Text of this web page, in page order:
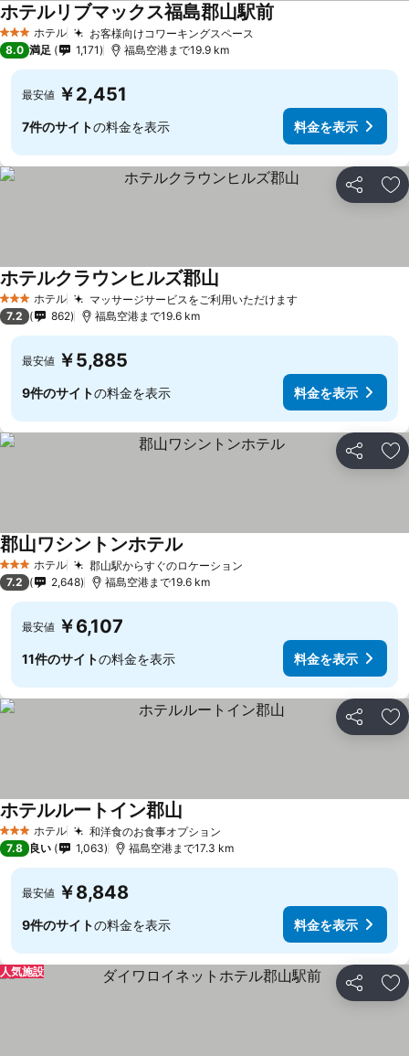
3 ホテルのランク
ホテル お客様向けコワーキングスペース
ホテルリブマックス福島郡山駅前
8.0 満足 1,171 福島空港まで19.9 km
最安値 ￥2,451
7件のサイトの料金を表示 料金を表示
シェア お
3 ホテルのランク
ホテル マッサージサービスをご利用いただけます
ホテルクラウンヒルズ郡山
7.2 862 福島空港まで19.6 km
最安値 ￥5,885
9件のサイトの料金を表示 料金を表示
シェア お
3 ホテルのランク
ホテル 郡山駅からすぐのロケーション
郡山ワシントンホテル
7.2 2,648 福島空港まで19.6 km
最安値 ￥6,107
11件のサイトの料金を表示 料金を表示
シェア お
3 ホテルのランク
ホテル 和洋食のお食事オプション
ホテルルートイン郡山
7.8 良い 1,063 福島空港まで17.3 km
最安値 ￥8,848
9件のサイトの料金を表示 料金を表示
シェア お
人気施設